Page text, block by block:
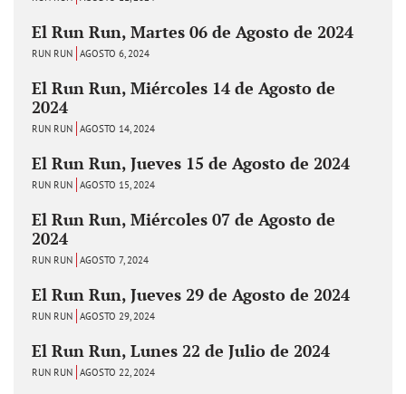
El Run Run, Martes 06 de Agosto de 2024
RUN RUN AGOSTO 6, 2024
El Run Run, Miércoles 14 de Agosto de
2024
RUN RUN AGOSTO 14, 2024
El Run Run, Jueves 15 de Agosto de 2024
RUN RUN AGOSTO 15, 2024
El Run Run, Miércoles 07 de Agosto de
2024
RUN RUN AGOSTO 7, 2024
El Run Run, Jueves 29 de Agosto de 2024
RUN RUN AGOSTO 29, 2024
El Run Run, Lunes 22 de Julio de 2024
RUN RUN AGOSTO 22, 2024